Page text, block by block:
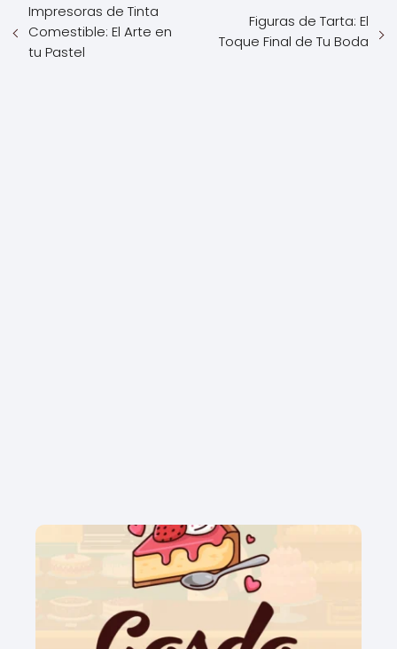
Impresoras de Tinta
Comestible: El Arte en
tu Pastel
Figuras de Tarta: El
Toque Final de Tu Boda